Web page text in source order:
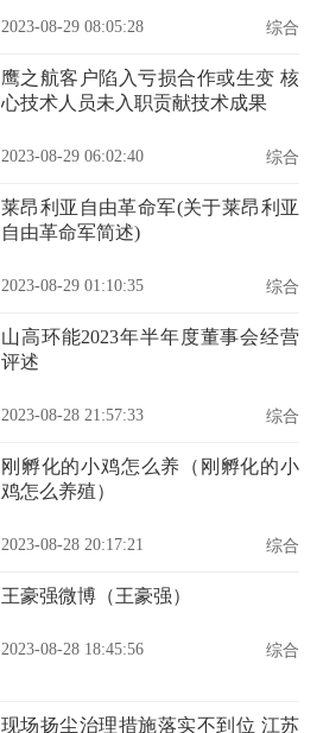
2023-08-29 08:05:28 综合
鹰之航客户陷入亏损合作或生变 核
心技术人员未入职贡献技术成果
2023-08-29 06:02:40 综合
莱昂利亚自由革命军(关于莱昂利亚
自由革命军简述)
2023-08-29 01:10:35 综合
山高环能2023年半年度董事会经营
评述
2023-08-28 21:57:33 综合
刚孵化的小鸡怎么养（刚孵化的小
鸡怎么养殖）
2023-08-28 20:17:21 综合
王豪强微博（王豪强）
2023-08-28 18:45:56 综合
现场扬尘治理措施落实不到位 江苏